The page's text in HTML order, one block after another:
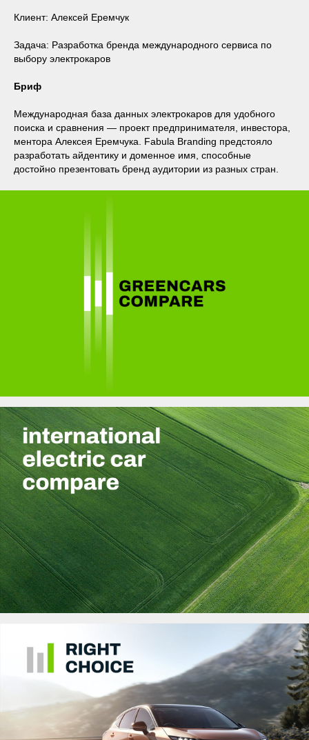
Клиент: Алексей Еремчук
Задача: Разработка бренда международного сервиса по
выбору электрокаров
Бриф
Международная база данных электрокаров для удобного
поиска и сравнения — проект предпринимателя, инвестора,
ментора Алексея Еремчука. Fabula Branding предстояло
разработать айдентику и доменное имя, способные
достойно презентовать бренд аудитории из разных стран.